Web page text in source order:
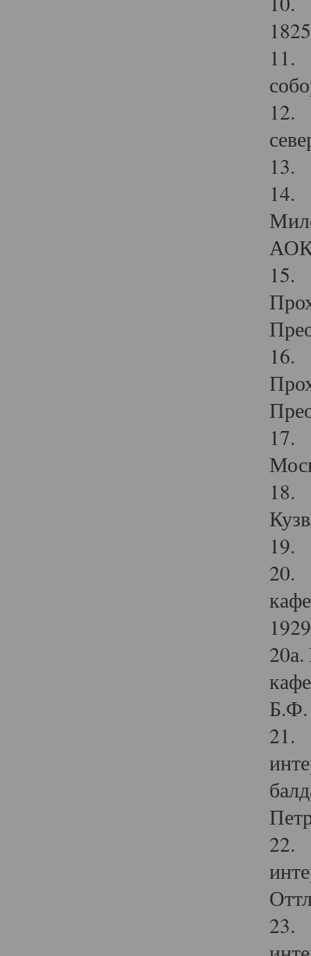
11.
12.
13.
14.
15.
16.
17.
18.
19.
20.
Б.Ф.
21.
22.
23.